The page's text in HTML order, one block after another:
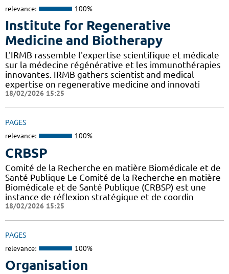
relevance: 100%
Institute for Regenerative
Medicine and Biotherapy
L'IRMB rassemble l'expertise scientifique et médicale
sur la médecine régénérative et les immunothérapies
innovantes. IRMB gathers scientist and medical
expertise on regenerative medicine and innovati
18/02/2026 15:25
PAGES
relevance: 100%
CRBSP
Comité de la Recherche en matière Biomédicale et de
Santé Publique Le Comité de la Recherche en matière
Biomédicale et de Santé Publique (CRBSP) est une
instance de réflexion stratégique et de coordin
18/02/2026 15:25
PAGES
relevance: 100%
Organisation